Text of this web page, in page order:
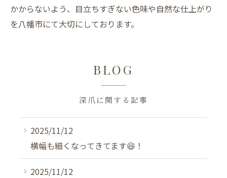
かからないよう、目立ちすぎない色味や自然な仕上がり
を八幡市にて大切にしております。
深爪に関する記事
BLOG
2025/11/12
横幅も細くなってきてます😆！
2025/11/12